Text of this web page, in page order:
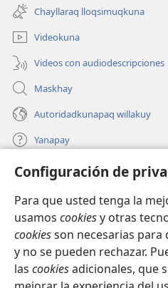
Configuración de
Para que usted tenga la
usamos cookiesy otras
cookiesson necesarias para
y no se pueden rechazar.
las cookiesadicionales, que
ventana)
una
nueva
ventana)
Chayllaraq lloqsimuqkuna
Videokuna
Videos con audiodescripciones
Maskhay
Autoridadkunapaq willakuy
Yanapay
Donacionta churanapaq
una
nueva
ventana)
INTERNETPI
(abre
una
nueva
ventana)
JW Hub
(abre
una
nueva JW Library ®